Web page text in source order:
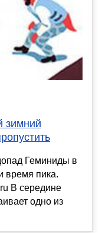
зимний
Геминиды в
время пика.
В середине
одно из